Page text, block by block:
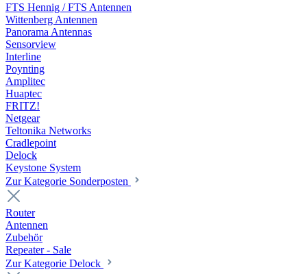
FTS Hennig / FTS Antennen
Wittenberg Antennen
Panorama Antennas
Sensorview
Interline
Poynting
Amplitec
Huaptec
FRITZ!
Netgear
Teltonika Networks
Cradlepoint
Delock
Keystone System
Zur Kategorie Sonderposten
Router
Antennen
Zubehör
Repeater - Sale
Zur Kategorie Delock